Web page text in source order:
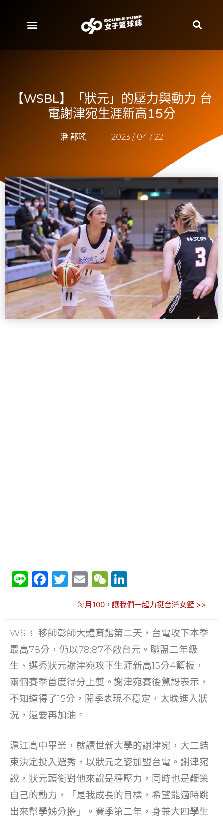
【WSBL】「狀元」的壓力與動力 台
電謝津宛生涯新高15分
潘 郡瑤 2023 / 04 / 22
Li F
e
b
o
o
k
T
itt
er
E
ai
l
W
C
h
at
k
e
dI
n
每月100，讓我們一起力挺台灣女籃 >>
WSBL移師彰師大體育館第二天，台電攻下本季
最高78分，仍以78:87不敵台元。聯盟二年級
生、選秀狀元謝津宛攻下生涯新高15分4籃板，
兩個賽季首度得分上雙。謝津宛賽後驚訝表示，
不知道得了15分，開季表現不穩定，太晚進入狀
況，還要再加油。
滬江高中畢業，就讀世新大學的謝津宛，大二結
束決定投入選秀，以狀元之姿加盟台電。謝津宛
說，狀元頭銜對他來說是種壓力，同時也是鞭策
自己的動力，「是我成長的目標，希望能適時跳
出來幫學姊分擔」。賽季第二年，身兼大四學生